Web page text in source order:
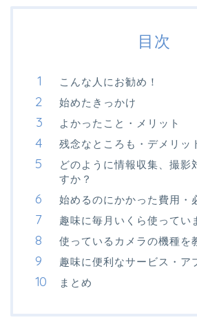
目次
こんな人にお勧め！
始めたきっかけ
よかったこと・メリット
残念なところも・デメリッ
どのように情報収集、撮影
すか？
始めるのにかかった費用・
趣味に毎月いくら使ってい
使っているカメラの機種を
趣味に便利なサービス・ア
まとめ